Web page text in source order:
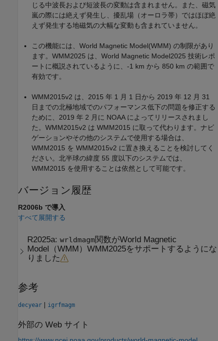
じる中波長および短波長の変動は含まれません。また、磁気
嵐の際には絶えず発生し、擾乱場（オーロラ帯）ではほぼ絶
えず発生する地磁気の大幅な変動も含まれていません。
この機能には、World Magnetic Model(WMM) の制限があり
ます。WMM2025 は、World Magnetic Model2025 技術レポ
ートに概説されているように、-1 km から 850 km の範囲で
有効です。
WMM2015v2 は、2015 年 1 月 1 日から 2019 年 12 月 31
日までの北極地域でのパフォーマンス低下の問題を修正する
ために、2019 年 2 月に NOAA によってリリースされまし
た。WMM2015v2 は WMM2015 に取って代わります。ナビ
ゲーションやその他のシステムで使用する場合は、
WMM2015 を WMM2015v2 に置き換えることを検討してく
ださい。北半球の緯度 55 度以下のシステムでは、
WMM2015 を使用することは依然として可能です。
バージョン履歴
R2006b で導入
すべて展開する
R2025a:wrldmagm関数がWorld Magnetic
Model（WMM）WMM2025をサポートするようにな
りました
参考
decyear | igrfmagm
外部の Web サイト